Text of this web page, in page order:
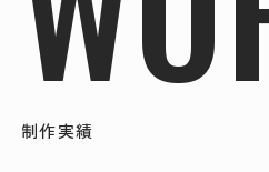
制作実績